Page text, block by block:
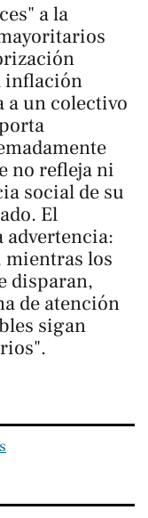
a la
inflación
a un colectivo
no refleja ni
social de su
El
advertencia:
los
disparan,
de atención
sigan